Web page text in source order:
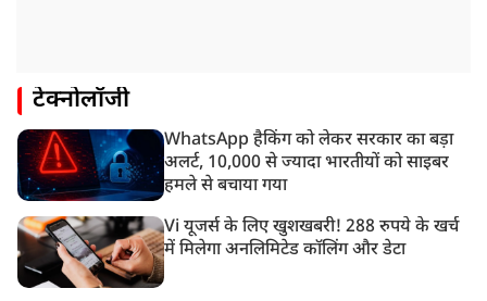
टेक्नोलॉजी
WhatsApp हैकिंग को लेकर सरकार का बड़ा
अलर्ट, 10,000 से ज्यादा भारतीयों को साइबर
हमले से बचाया गया
Vi यूजर्स के लिए खुशखबरी! 288 रुपये के खर्च
में मिलेगा अनलिमिटेड कॉलिंग और डेटा